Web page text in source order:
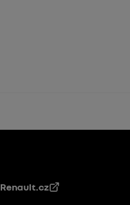
Renault.cz